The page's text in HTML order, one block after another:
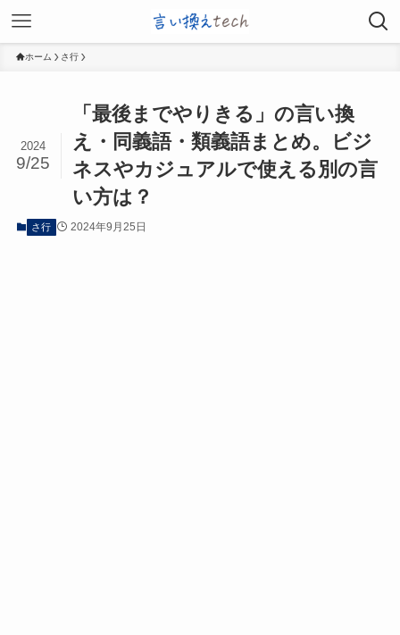
ホーム さ行
「最後までやりきる」の言い換
え・同義語・類義語まとめ。ビジ
ネスやカジュアルで使える別の言
い方は？
2024
9/25
さ行 2024年9月25日